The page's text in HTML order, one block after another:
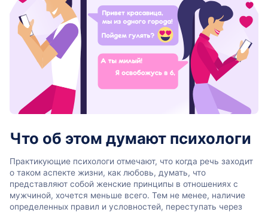
Что об этом думают психологи
Практикующие психологи отмечают, что когда речь заходит
о таком аспекте жизни, как любовь, думать, что
представляют собой женские принципы в отношениях с
мужчиной, хочется меньше всего. Тем не менее, наличие
определенных правил и условностей, переступать через